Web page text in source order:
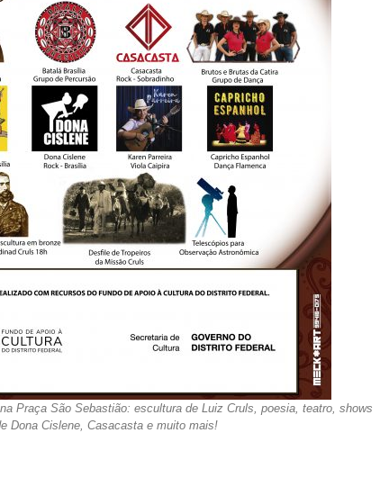
Praça São Sebastião: escultura de Luiz Cruls, poesia, teatro, shows
Dona Cislene, Casacasta e muito mais!